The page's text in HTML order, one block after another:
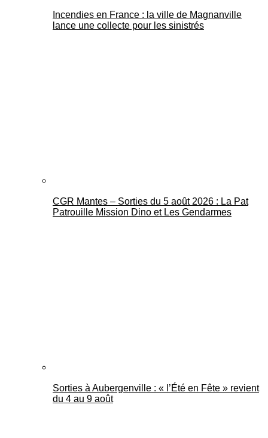
Incendies en France : la ville de Magnanville
lance une collecte pour les sinistrés
CGR Mantes – Sorties du 5 août 2026 : La Pat
Patrouille Mission Dino et Les Gendarmes
Sorties à Aubergenville : « l’Été en Fête » revient
du 4 au 9 août